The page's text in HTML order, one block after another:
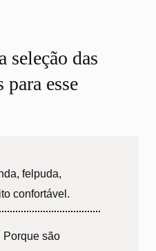
seleção das
para esse
felpuda,
confortável.
Porque são